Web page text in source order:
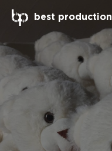
best production